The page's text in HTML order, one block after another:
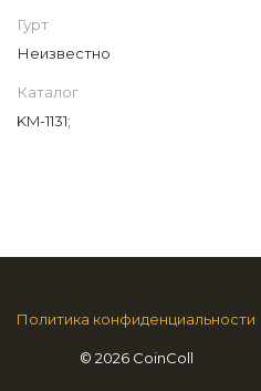
Гурт
Неизвестно
Каталог
KM-1131;
© 2026 CoinColl
Политика конфиденциальности